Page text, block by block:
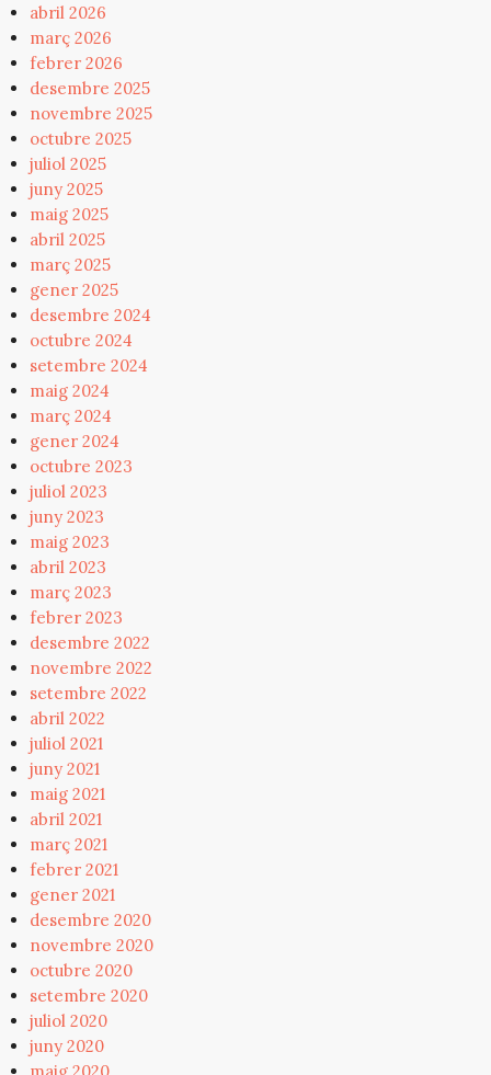
abril 2026
març 2026
febrer 2026
desembre 2025
novembre 2025
octubre 2025
juliol 2025
juny 2025
maig 2025
abril 2025
març 2025
gener 2025
desembre 2024
octubre 2024
setembre 2024
maig 2024
març 2024
gener 2024
octubre 2023
juliol 2023
juny 2023
maig 2023
abril 2023
març 2023
febrer 2023
desembre 2022
novembre 2022
setembre 2022
abril 2022
juliol 2021
juny 2021
maig 2021
abril 2021
març 2021
febrer 2021
gener 2021
desembre 2020
novembre 2020
octubre 2020
setembre 2020
juliol 2020
juny 2020
maig 2020